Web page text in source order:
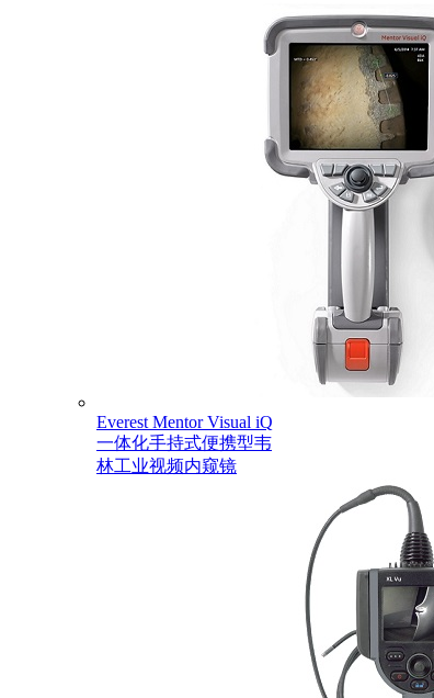
Everest Mentor Visual iQ
一体化手持式便携型韦
林工业视频内窥镜